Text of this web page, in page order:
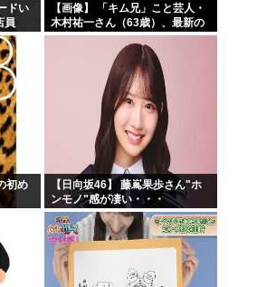
ドい
員
イ
ら
【画像】 「キム兄」こと芸人・
木村祐一さん（63歳）、最新の
松本人志さんとのツーショット
が完全に別人だとネット騒然！
「マジで誰かわからん」...
初め
【日向坂46】 藤嶌果歩さん"ホ
ンモノ"感が凄い・・・